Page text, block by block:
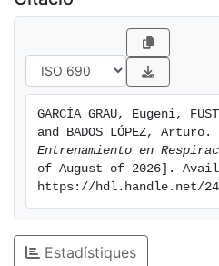
respiración controlada, las
respiración torácica y
procedimiento para utilizar la
describe la respiración
y se ofrecen las pautas
esta técnica. Además, se
indicaciones para determinar
aplicarse la respiración
situaciones es más
profunda con retención de
presenta una hoja que
recogidos en el manual.
GARCÍA GRAU, Eugeni,
and BADOS LÓPEZ, Arturo.
Entrenamiento en
of August of 2026].
https://hdl.handle.net/
Estadístiques